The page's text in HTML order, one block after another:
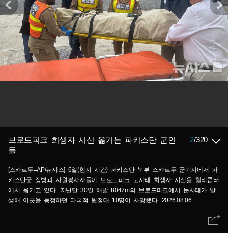
브로드피크 희생자 시신 옮기는 파키스탄 군인
들
2/320
[스카르두=AP/뉴시스] 6일(현지 시간) 파키스탄 북부 스카르두 군기지에서 파
키스탄군 장병과 자원봉사자들이 브로드피크 눈사태 희생자 시신을 헬리콥터
에서 옮기고 있다. 지난달 30일 해발 8047m의 브로드피크에서 눈사태가 발
생해 이곳을 등정하던 다국적 원정대 10명이 사망했다. 2026.08.06.